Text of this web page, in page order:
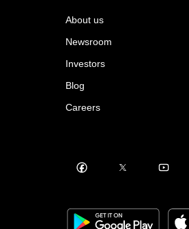
About us
Newsroom
Investors
Blog
Careers